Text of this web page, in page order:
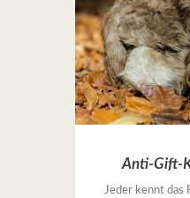
Anti-Gift-
Jeder kennt das